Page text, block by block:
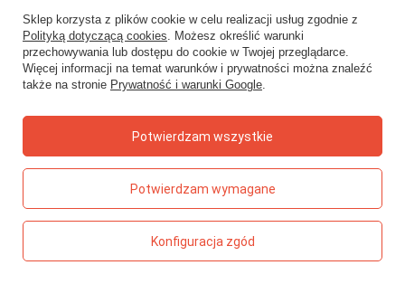
Cymbałki chromatyczne 27-tonowe
Magiczny krystaliczny stworek Kidea
TOP 5 - KSIĄŻECZKI
Kaligrafia dla dzieci
Karolcia – Maria Krüger
Pucio na wakacjach
Gra w aucie – mini zestaw Kangur
Sklep korzysta z plików cookie w celu realizacji usług zgodnie z
Polityką dotyczącą cookies. Możesz określić warunki
przechowywania lub dostępu do cookie w Twojej przeglądarce.
Więcej informacji na temat warunków i prywatności można znaleźć
także na stronie Prywatność i warunki Google.
Potwierdzam wymagane
Konfiguracja zgód
Potwierdzam wszystkie